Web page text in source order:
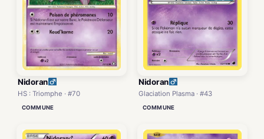
Nidoran
HS : Triomphe · #70
COMMUNE
Nidoran
Glaciation Plasma · #43
COMMUNE